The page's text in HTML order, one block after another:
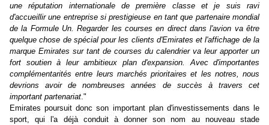
une réputation internationale de première classe et je suis ravi
d'accueillir une entreprise si prestigieuse en tant que partenaire mondial
de la Formule Un. Regarder les courses en direct dans l'avion va être
quelque chose de spécial pour les clients d'Emirates et l'affichage de la
marque Emirates sur tant de courses du calendrier va leur apporter un
fort soutien à leur ambitieux plan d'expansion. Avec d'importantes
complémentarités entre leurs marchés prioritaires et les notres, nous
devrions avoir de nombreuses années de succès à travers cet
important partenariat."
Emirates poursuit donc son important plan d'investissements dans le
sport, qui l'a déjà conduit à donner son nom au nouveau stade